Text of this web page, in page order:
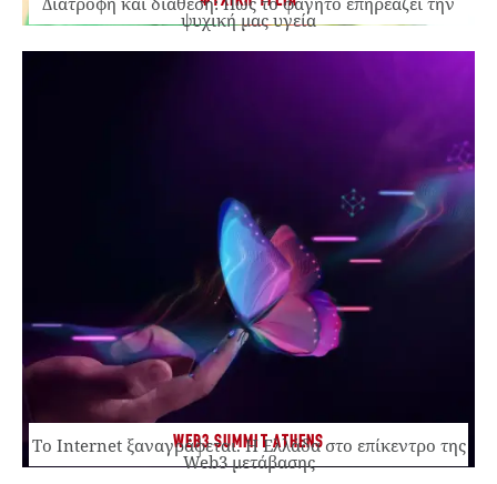
ψυχική μας υγεία
WEB3 SUMMIT ATHENS
Το Internet ξαναγράφεται. Η Ελλάδα στο επίκεντρο της
Web3 μετάβασης